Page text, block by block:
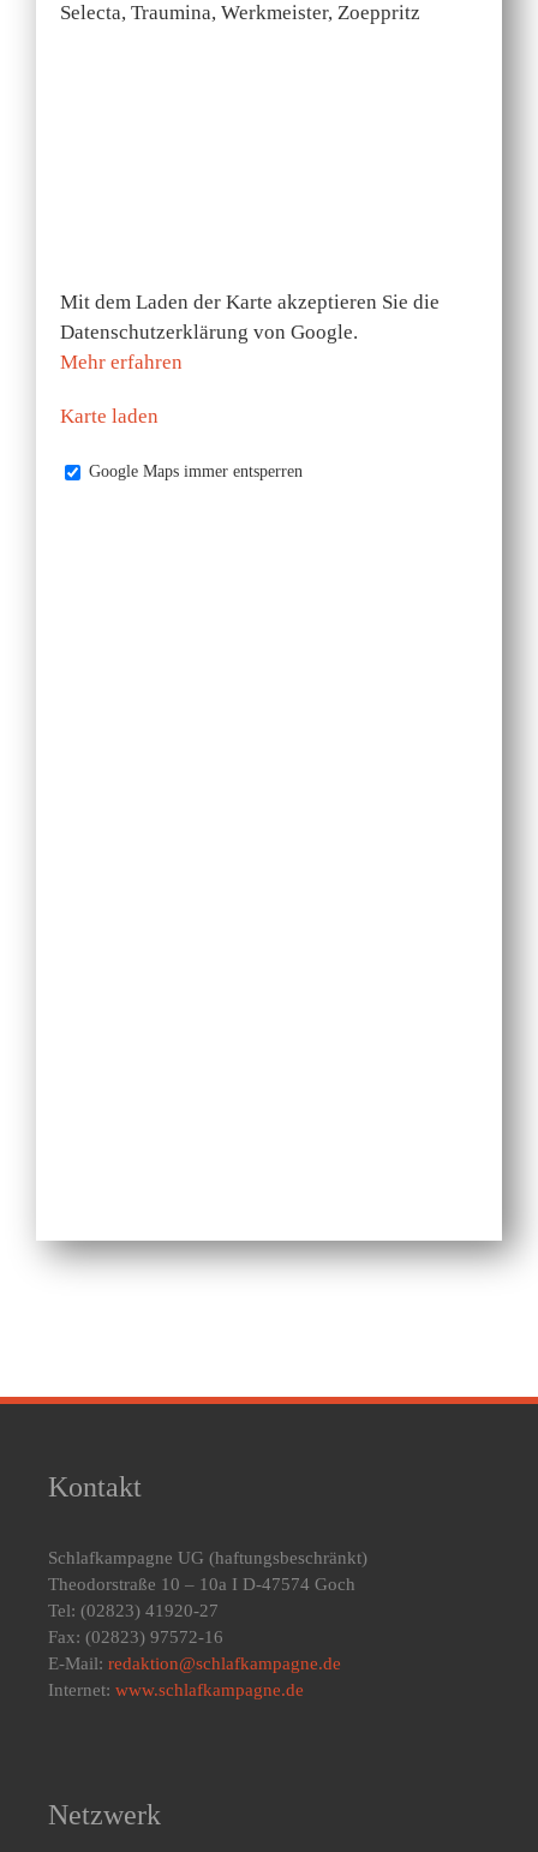
Selecta, Traumina, Werkmeister, Zoeppritz
Mit dem Laden der Karte akzeptieren Sie die
Datenschutzerklärung von Google.
Mehr erfahren
Karte laden
Google Maps immer entsperren
Kontakt
Schlafkampagne UG (haftungsbeschränkt)
Theodorstraße 10 – 10a I D-47574 Goch
Tel: (02823) 41920-27
Fax: (02823) 97572-16
E-Mail: redaktion@schlafkampagne.de
Internet: www.schlafkampagne.de
Netzwerk